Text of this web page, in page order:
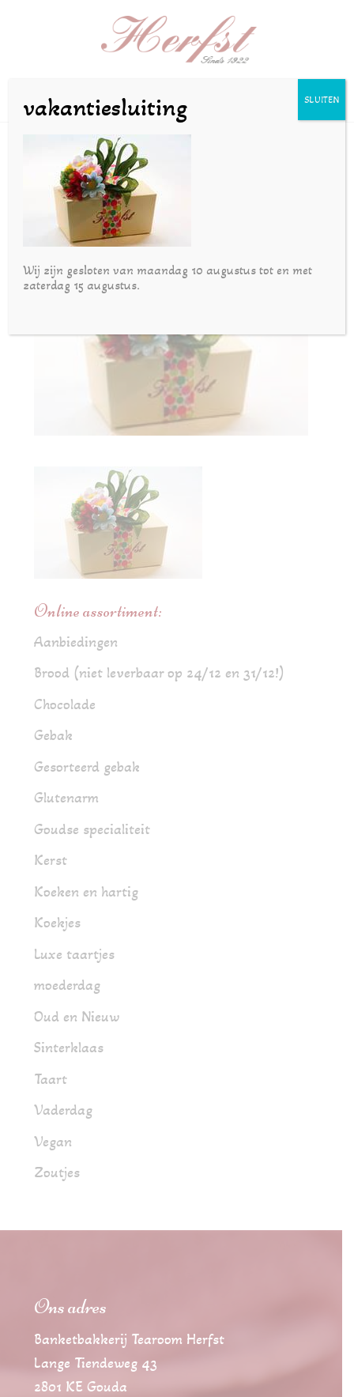
luxe-doos-met-bonbons
Joost nov 22, 2016
Online assortiment:
Aanbiedingen
Brood (niet leverbaar op 24/12 en 31/12!)
Chocolade
Gebak
Gesorteerd gebak
Glutenarm
Goudse specialiteit
Kerst
Koeken en hartig
Koekjes
Luxe taartjes
moederdag
Oud en Nieuw
Sinterklaas
Taart
Vaderdag
Vegan
Zoutjes
Ons adres
Banketbakkerij Tearoom Herfst
Lange Tiendeweg 43
2801 KE Gouda
vakantiesluiting
Wij zijn gesloten van maandag 10 augustus tot en met
zaterdag 15 augustus.
SLUITEN